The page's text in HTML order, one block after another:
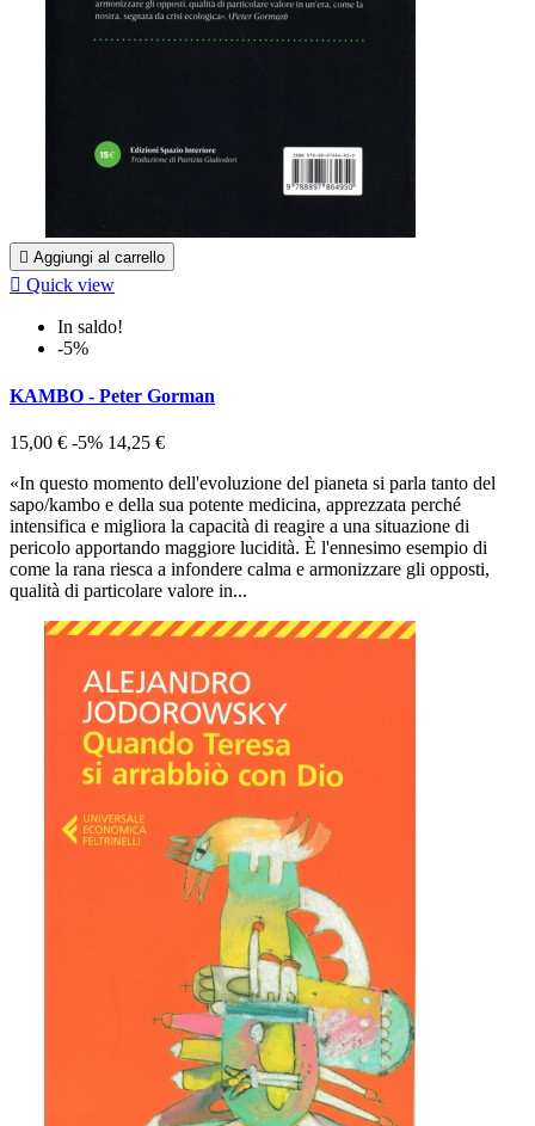
 Aggiungi al carrello
 Quick view
In saldo!
-5%
KAMBO - Peter Gorman
15,00 € -5% 14,25 €
«In questo momento dell'evoluzione del pianeta si parla tanto del
sapo/kambo e della sua potente medicina, apprezzata perché
intensifica e migliora la capacità di reagire a una situazione di
pericolo apportando maggiore lucidità. È l'ennesimo esempio di
come la rana riesca a infondere calma e armonizzare gli opposti,
qualità di particolare valore in...